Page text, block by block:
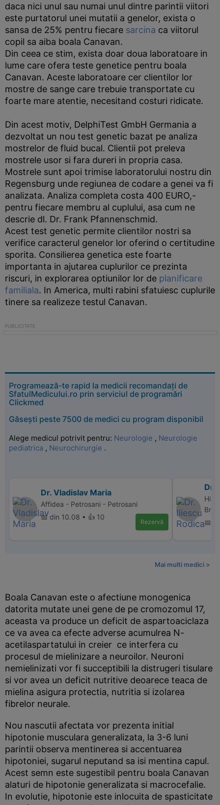
daca nici unul sau numai unul dintre parintii viitori
este purtatorul unei mutatii a genelor, exista o
sansa de 25% pentru fiecare sarcina ca viitorul
copil sa aiba boala Canavan.
Din ceea ce stim, exista doar doua laboratoare in
lume care ofera teste genetice pentru boala
Canavan. Aceste laboratoare cer clientilor lor
mostre de sange care trebuie transportate cu
foarte mare atentie, necesitand costuri ridicate.
Din acest motiv, DelphiTest GmbH Germania a
dezvoltat un nou test genetic bazat pe analiza
mostrelor de fluid bucal. Clientii pot preleva
mostrele usor si fara dureri in propria casa.
Mostrele sunt apoi trimise laboratorului nostru din
Regensburg unde regiunea de codare a genei va fi
analizata. Analiza completa costa 400 EURO,-
pentru fiecare membru al cuplului, asa cum ne
descrie dl. Dr. Frank Pfannenschmid.
Acest test genetic permite clientilor nostri sa
verifice caracterul genelor lor oferind o certitudine
sporita. Consilierea genetica este foarte
importanta in ajutarea cuplurilor ce prezinta
riscuri, in explorarea optiunilor lor de planificare
familiala. In America, multi rabini sfatuiesc cuplurile
tinere sa realizeze testul Canavan.
Programează-te rapid la medicii recomandați de
SfatulMedicului.ro prin serviciul de programări
Clickmed
Găsești peste 7500 de medici cu program disponibil
Alege medicul potrivit pentru: Neurologie , Neurologie
pediatrica , Neurochirurgie .
Dr. Vladislav Maria
Affidea - Petrosani - Petrosani
📅 din 10.08 • 👍 10
Rezervă
Dr.
📅
Mai multi medici >
Boala Canavan este o afectiune monogenica
datorita mutate unei gene de pe cromozomul 17,
aceasta va produce un deficit de aspartoaciclaza
ce va avea ca efecte adverse acumulrea N-
acetilaspartatului in creier ce interfera cu
procesul de mielinizare a neuroilor. Neuroni
nemielinizati vor fi succeptibili la distrugeri tisulare
si vor avea un deficit nutritive deoarece teaca de
mielina asigura protectia, nutritia si izolarea
fibrelor neurale.
Nou nascutii afectata vor prezenta initial
hipotonie musculara generalizata, la 3-6 luni
parintii observa mentinerea si accentuarea
hipotoniei, sugarul neputand sa isi mentina capul.
Acest semn este sugestibil pentru boala Canavan
alaturi de hipotonie generalizata si macrocefalie.
In evolutie, hipotonie este inlocuita de spasticitate